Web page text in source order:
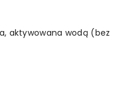
aktywowana wodą (bez